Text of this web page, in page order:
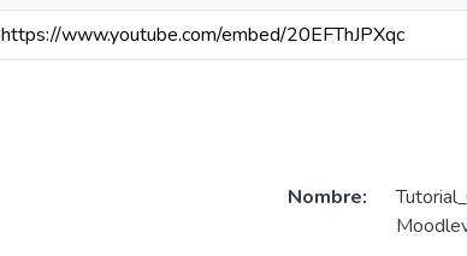
https://www.youtube.com/embed/20EFThJPXqc
Nombre: